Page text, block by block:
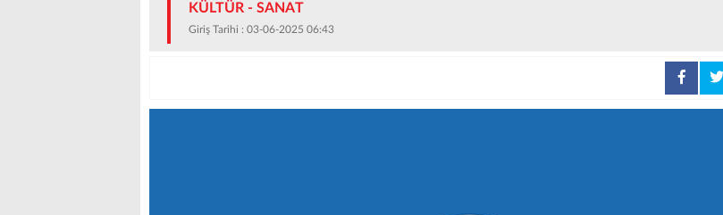
KÜLTÜR - SANAT
Giriş Tarihi : 03-06-2025 06:43